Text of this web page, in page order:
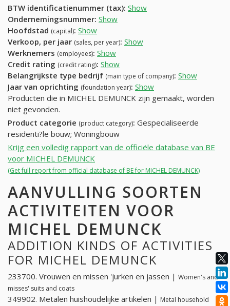
BTW identificatienummer (tax): Show
Ondernemingsnummer: Show
Hoofdstad (capital): Show
Verkoop, per jaar (sales, per year): Show
Werknemers (employees): Show
Credit rating (credit rating): Show
Belangrijkste type bedrijf (main type of company): Show
Jaar van oprichting (foundation year): Show
Producten die in MICHEL DEMUNCK zijn gemaakt, worden
niet gevonden.
Product categorie (product category): Gespecialiseerde
residenti?le bouw; Woningbouw
Krijg een volledig rapport van de officiële database van BE
voor MICHEL DEMUNCK
(Get full report from official database of BE for MICHEL DEMUNCK)
AANVULLING SOORTEN
ACTIVITEITEN VOOR
MICHEL DEMUNCK
ADDITION KINDS OF ACTIVITIES
FOR MICHEL DEMUNCK
233700. Vrouwen en missen 'jurken en jassen | Women's and
misses' suits and coats
349902. Metalen huishoudelijke artikelen | Metal household